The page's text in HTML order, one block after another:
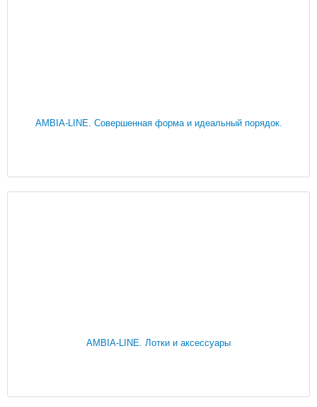
AMBIA-LINE. Совершенная форма и идеальный порядок.
AMBIA-LINE. Лотки и аксессуары